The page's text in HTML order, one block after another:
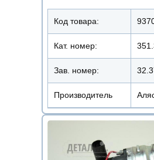
Код товара:
Кат. номер:
Зав. номер:
Производитель